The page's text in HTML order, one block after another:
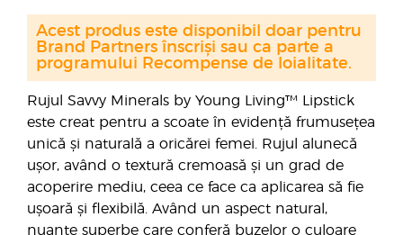
Rujul Savvy Minerals by Young Living™ Lipstick
este creat pentru a scoate în evidență frumusețea
unică și naturală a oricărei femei. Rujul alunecă
ușor, având o textură cremoasă și un grad de
acoperire mediu, ceea ce face ca aplicarea să fie
ușoară și flexibilă. Având un aspect natural,
nuanțe superbe care conferă buzelor o culoare
Acest produs este disponibil doar pentru
Brand Partners înscriși sau ca parte a
programului Recompense de loialitate.